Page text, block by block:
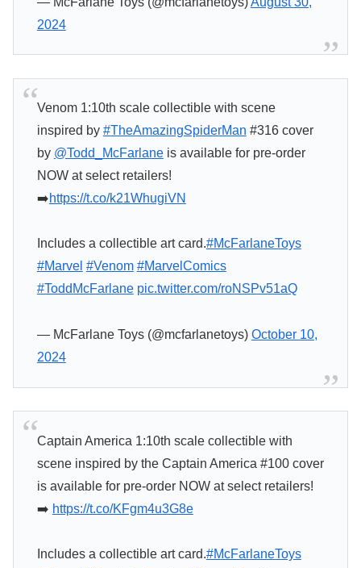
2024
Venom 1:10th scale collectible with scene
inspired by #TheAmazingSpiderMan #316 cover
by @Todd_McFarlaneis available for pre-order
NOW at select retailers!
➡️https://t.co/k21WhugiVN
Includes a collectible art card.#McFarlaneToys
#Marvel #Venom #MarvelComics
#ToddMcFarlane pic.twitter.com/roNSPv51aQ
— McFarlane Toys (@mcfarlanetoys) October 10,
2024
Captain America 1:10th scale collectible with
scene inspired by the Captain America #100 cover
is available for pre-order NOW at select retailers!
➡️ https://t.co/KFgm4u3G8e
Includes a collectible art card.#McFarlaneToys